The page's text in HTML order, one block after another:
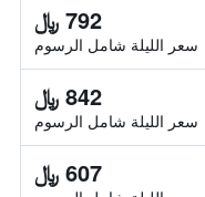
792 ﷼
سعر الليلة شامل الرسوم
842 ﷼
سعر الليلة شامل الرسوم
607 ﷼